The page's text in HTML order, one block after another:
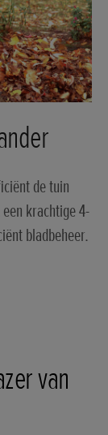
de tuin
krachtige 4-
bladbeheer.
van